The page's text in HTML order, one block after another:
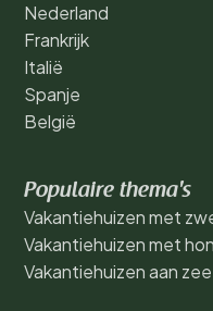
Nederland
Frankrijk
Italië
Spanje
België
Populaire thema's
Vakantiehuizen met
Vakantiehuizen met
Vakantiehuizen aan zee